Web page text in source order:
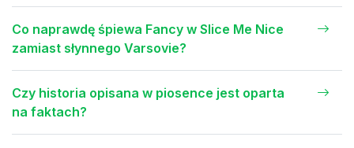
Co naprawdę śpiewa Fancy w Slice Me Nice
zamiast słynnego Varsovie?
Czy historia opisana w piosence jest oparta
na faktach?